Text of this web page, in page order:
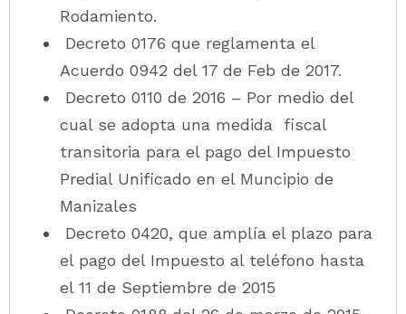
Rodamiento.
Decreto 0176 que reglamenta el
Acuerdo 0942 del 17 de Feb de 2017.
Decreto 0110 de 2016 – Por medio del
cual se adopta una medida fiscal
transitoria para el pago del Impuesto
Predial Unificado en el Muncipio de
Manizales
Decreto 0420, que amplía el plazo para
el pago del Impuesto al teléfono hasta
el 11 de Septiembre de 2015